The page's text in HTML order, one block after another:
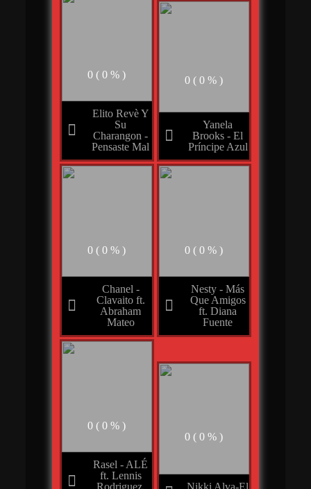
Elito Revè Y
Su
Charangon -
Pensaste Mal
0 ( 0 % )
Yanela
Brooks - El
Príncipe Azul
0 ( 0 % )
Chanel -
Clavaito ft.
Abraham
Mateo
0 ( 0 % )
Nesty - Más
Que Amigos
ft. Diana
Fuente
0 ( 0 % )
Rasel - ALÉ
ft. Lennis
Rodriguez,
0 ( 0 % )
Nikki Alva-El
0 ( 0 % )